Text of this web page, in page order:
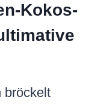
Kokos-
bröckelt